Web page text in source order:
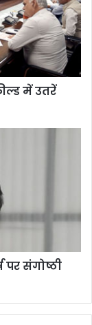
में उतरें
पर संगोष्ठी